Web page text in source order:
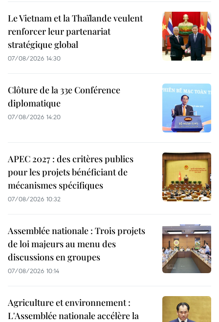
Le Vietnam et la Thaïlande veulent
renforcer leur partenariat
stratégique global
07/08/2026 14:30
Clôture de la 33e Conférence
diplomatique
07/08/2026 14:20
APEC 2027 : des critères publics
pour les projets bénéficiant de
mécanismes spécifiques
07/08/2026 10:32
Assemblée nationale : Trois projets
de loi majeurs au menu des
discussions en groupes
07/08/2026 10:14
Agriculture et environnement :
L'Assemblée nationale accélère la